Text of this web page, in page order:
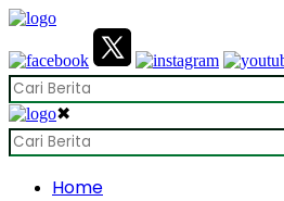
✖
Home